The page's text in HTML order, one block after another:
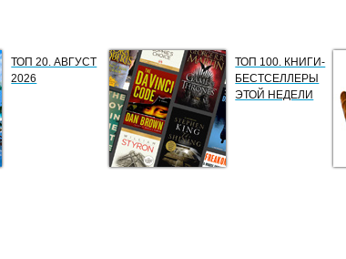
ТОП 20. АВГУСТ
2026
ТОП 100. КНИГИ-
БЕСТСЕЛЛЕРЫ
ЭТОЙ НЕДЕЛИ